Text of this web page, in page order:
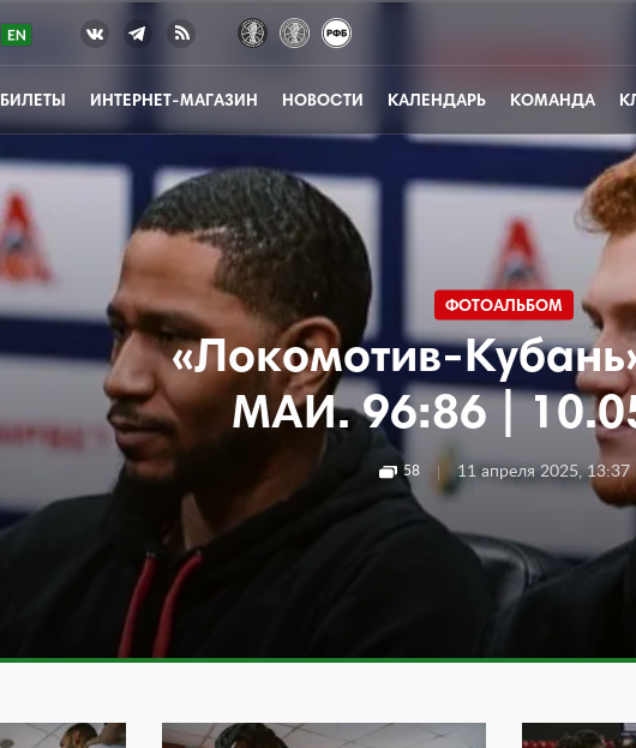
БИЛЕТЫ ИНТЕРНЕТ-МАГАЗИН НОВОСТИ КАЛЕНДАРЬ КОМАНДА
ФОТОАЛЬБОМ
«Локомотив-
МАИ. 96:86 |
58 | 11 апреля 2025, 13:37